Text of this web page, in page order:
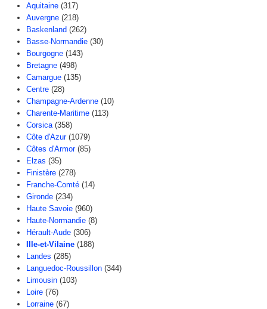
Aquitaine (317)
Auvergne (218)
Baskenland (262)
Basse-Normandie (30)
Bourgogne (143)
Bretagne (498)
Camargue (135)
Centre (28)
Champagne-Ardenne (10)
Charente-Maritime (113)
Corsica (358)
Côte d'Azur (1079)
Côtes d'Armor (85)
Elzas (35)
Finistère (278)
Franche-Comté (14)
Gironde (234)
Haute Savoie (960)
Haute-Normandie (8)
Hérault-Aude (306)
Ille-et-Vilaine (188)
Landes (285)
Languedoc-Roussillon (344)
Limousin (103)
Loire (76)
Lorraine (67)